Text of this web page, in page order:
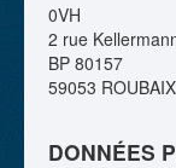
0VH
2 rue
BP 80157
59053
DONNÉES